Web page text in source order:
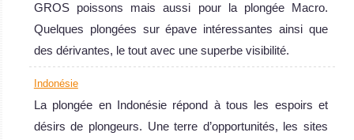
Île Komodo
La plongée à Komodo, c’est de l’action, des GROS
GROS poissons mais aussi pour la plongée Macro.
Quelques plongées sur épave intéressantes ainsi que
des dérivantes, le tout avec une superbe visibilité.
Indonésie
La plongée en Indonésie répond à tous les espoirs et
désirs de plongeurs. Une terre d’opportunités, les sites